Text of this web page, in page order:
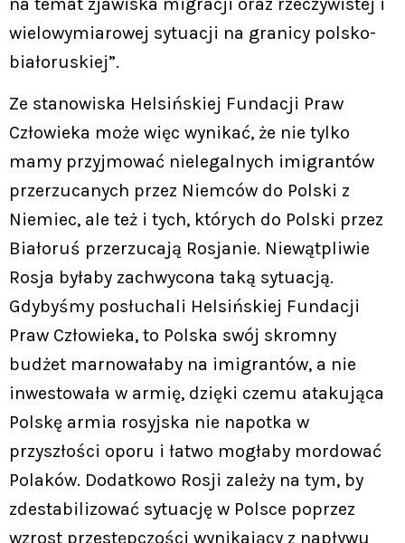
wielowymiarowej sytuacji na granicy polsko-
białoruskiej”.
Ze stanowiska Helsińskiej Fundacji Praw
Człowieka może więc wynikać, że nie tylko
mamy przyjmować nielegalnych imigrantów
przerzucanych przez Niemców do Polski z
Niemiec, ale też i tych, których do Polski przez
Białoruś przerzucają Rosjanie. Niewątpliwie
Rosja byłaby zachwycona taką sytuacją.
Gdybyśmy posłuchali Helsińskiej Fundacji
Praw Człowieka, to Polska swój skromny
budżet marnowałaby na imigrantów, a nie
inwestowała w armię, dzięki czemu atakująca
Polskę armia rosyjska nie napotka w
przyszłości oporu i łatwo mogłaby mordować
Polaków. Dodatkowo Rosji zależy na tym, by
zdestabilizować sytuację w Polsce poprzez
wzrost przestępczości wynikający z napływu